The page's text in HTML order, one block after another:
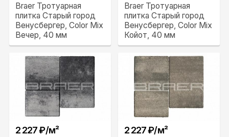
Braer Тротуарная
плитка Старый город
Венусбергер, Color Mix
Вечер, 40 мм
Braer Тротуарная
плитка Старый город
Венусбергер, Color Mix
Койот, 40 мм
2 227 ₽/м² 2 227 ₽/м²